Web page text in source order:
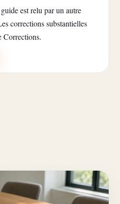
est relu par un autre
corrections substantielles
Corrections.